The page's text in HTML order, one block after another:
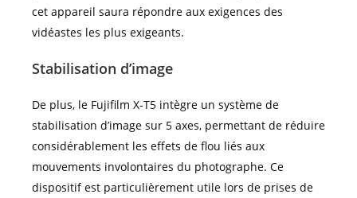
cet appareil saura répondre aux exigences des
vidéastes les plus exigeants.
Stabilisation d’image
De plus, le Fujifilm X-T5 intègre un système de
stabilisation d’image sur 5 axes, permettant de réduire
considérablement les effets de flou liés aux
mouvements involontaires du photographe. Ce
dispositif est particulièrement utile lors de prises de